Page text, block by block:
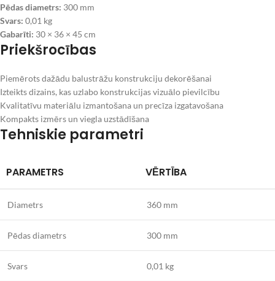
Pēdas diametrs: 300 mm
Svars: 0,01 kg
Gabarīti: 30 × 36 × 45 cm
Priekšrocības
Piemērots dažādu balustrāžu konstrukciju dekorēšanai
Izteikts dizains, kas uzlabo konstrukcijas vizuālo pievilcību
Kvalitatīvu materiālu izmantošana un precīza izgatavošana
Kompakts izmērs un viegla uzstādīšana
Tehniskie parametri
PARAMETRS VĒRTĪBA
Diametrs 360 mm
Pēdas diametrs 300 mm
Svars 0,01 kg